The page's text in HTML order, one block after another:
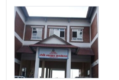
मेची भन्सारबाट चिया
निर्यात ३२ प्रतिशतले बढ्यो